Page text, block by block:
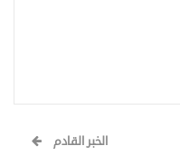
الخبر القادم